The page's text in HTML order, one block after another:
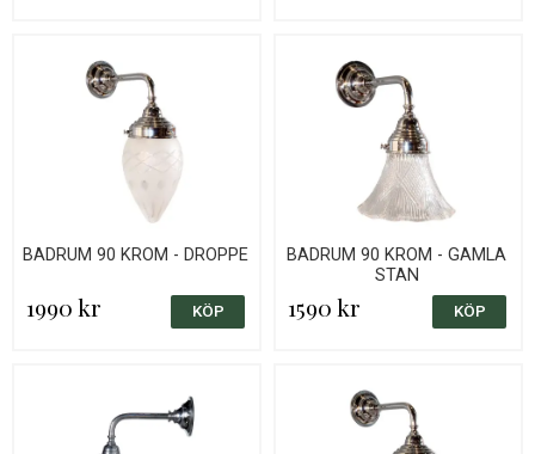
BADRUM 90 KROM - DROPPE
1990 kr
BADRUM 90 KROM - GAMLA
STAN
1590 kr